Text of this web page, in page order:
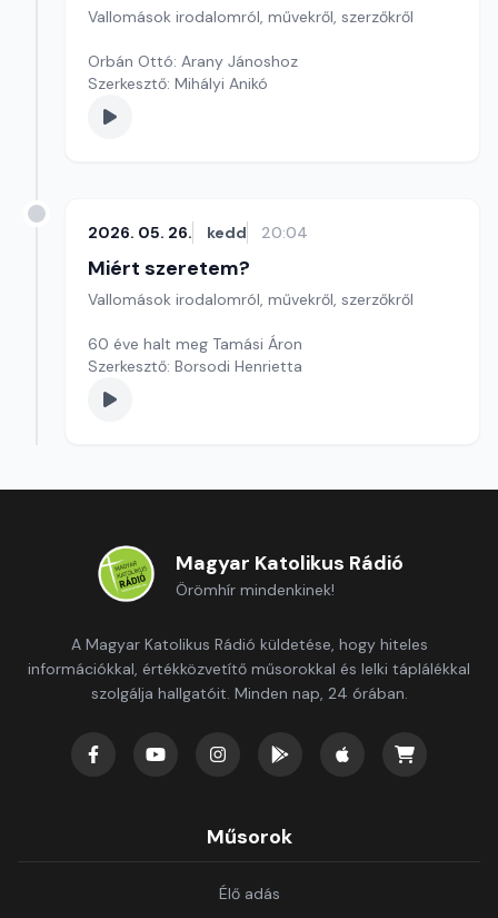
Vallomások irodalomról, művekről, szerzőkről
Orbán Ottó: Arany Jánoshoz
Szerkesztő: Mihályi Anikó
2026. 05. 26. kedd 20:04
Miért szeretem?
Vallomások irodalomról, művekről, szerzőkről
60 éve halt meg Tamási Áron
Szerkesztő: Borsodi Henrietta
Magyar Katolikus Rádió
Örömhír mindenkinek!
A Magyar Katolikus Rádió küldetése, hogy hiteles
információkkal, értékközvetítő műsorokkal és lelki táplálékkal
szolgálja hallgatóit. Minden nap, 24 órában.
Műsorok
Élő adás